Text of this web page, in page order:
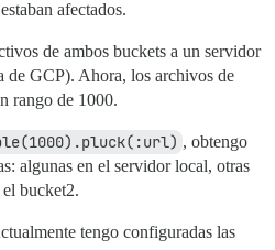
afectados.
de ambos buckets a un servidor
de GCP). Ahora, los archivos de
rango de 1000.
, obtengo
algunas en el servidor local, otras
bucket2.
tengo configuradas las